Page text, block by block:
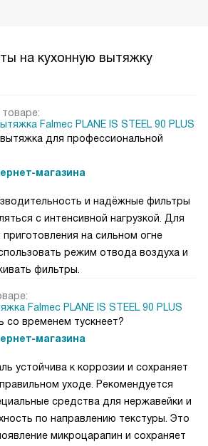
на кухонную вытяжку
товаре:
Falmec PLANE IS STEEL 90 PLUS
для профессиональной
магазина
и надёжные фильтры
с интенсивной нагрузкой. Для
на сильном огне
режим отвода воздуха и
фильтры.
Falmec PLANE IS STEEL 90 PLUS
временем тускнеет?
магазина
устойчива к коррозии и сохраняет
уходе. Рекомендуется
средства для нержавейки и
по направлению текстуры. Это
микроцарапин и сохраняет